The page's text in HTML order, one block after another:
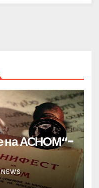
на АСНОМ“-